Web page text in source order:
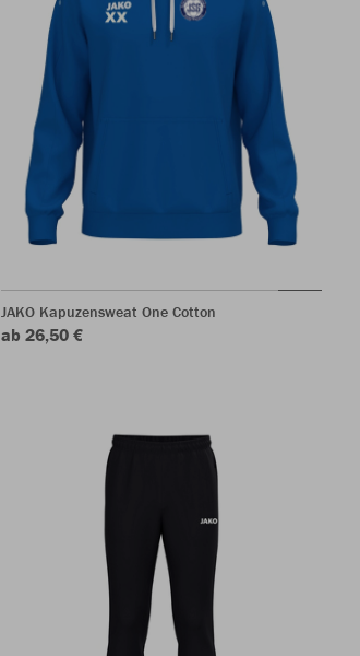
JAKO Kapuzensweat One Cotton
ab 26,50 €